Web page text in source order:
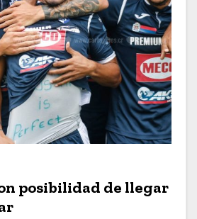
posibilidad de llegar